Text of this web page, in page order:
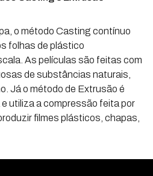
o método Casting contínuo
folhas de plástico
As películas são feitas com
de substâncias naturais,
Já o método de Extrusão é
utiliza a compressão feita por
filmes plásticos, chapas,